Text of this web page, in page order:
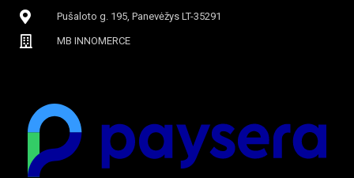
Pušaloto g. 195, Panevėžys LT-35291
MB INNOMERCE